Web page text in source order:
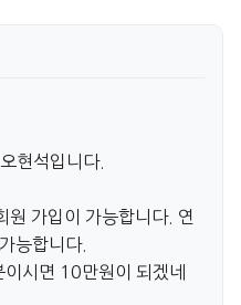
현석입니다.
원 가입이 가능합니다. 연
능합니다.
시면 10만원이 되겠네